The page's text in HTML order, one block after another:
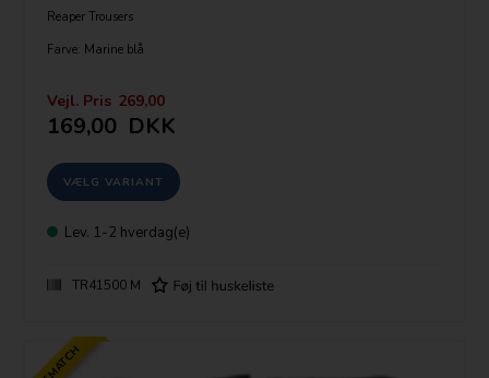
Reaper Trousers
Farve: Marine blå
Nylon zip and button and bar fastening
Wide belt loops
Two side pockets
One inset back pocket with flap and button fastening
Supplied on trouser hanger
,Regular and Tall
Vejl. Pris 269,00
169,00 DKK
Lev. 1-2 hverdag(e)
TR41500 M